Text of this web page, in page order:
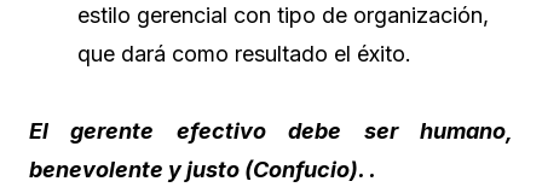
estilo gerencial con tipo de organización,
que dará como resultado el éxito.
El gerente efectivo debe ser humano,
benevolente y justo (Confucio). .